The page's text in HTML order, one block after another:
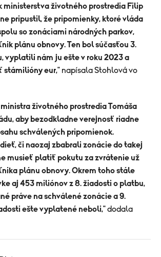
ministerstva životného prostredia Filip
pripustil, že pripomienky, ktoré vláda
so zonáciami národných parkov,
plánu obnovy. Ten bol súčasťou 3.
vyplatili nám ju ešte v roku 2023 a
stámilióny eur," napísala Stohlová vo
životného prostredia Tomáša
aby bezodkladne verejnosť riadne
schválených pripomienok.
či naozaj zbabrali zonácie do takej
musieť platiť pokutu za zvrátenie už
plánu obnovy. Okrem toho stále
aj 453 miliónov z 8. žiadosti o platbu,
práve na schválené zonácie a 9.
ešte vyplatené neboli," dodala